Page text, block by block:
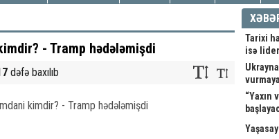
- Tramp hədələmişdi
dəfə baxılıb
Tarixi
isə
“Yaxın